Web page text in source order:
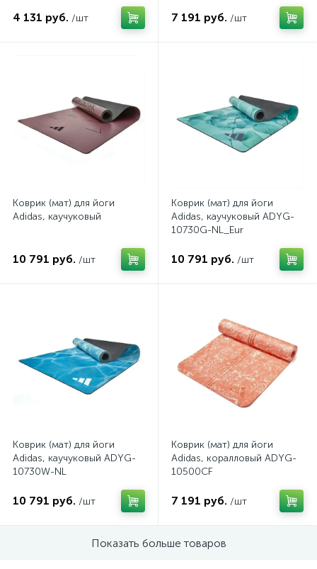
4 131 руб. /шт 7 191 руб. /шт
Коврик (мат) для йоги
Adidas, каучуковый
10 791 руб. /шт
Коврик (мат) для йоги
Adidas, каучуковый ADYG-
10730G-NL_Eur
10 791 руб. /шт
Коврик (мат) для йоги
Adidas, каучуковый ADYG-
10730W-NL
10 791 руб. /шт
Коврик (мат) для йоги
Adidas, коралловый ADYG-
10500CF
7 191 руб. /шт
Показать больше товаров